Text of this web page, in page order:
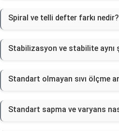
Spiral ve telli defter farkı nedir?
Stabilizasyon ve stabilite aynı
Standart olmayan sıvı ölçme
Standart sapma ve varyans